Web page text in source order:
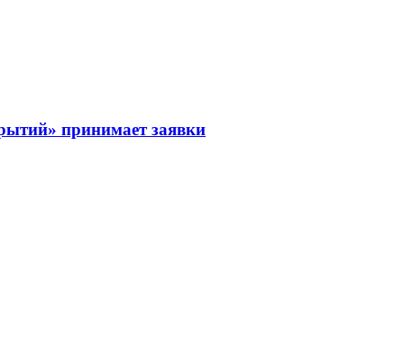
принимает заявки